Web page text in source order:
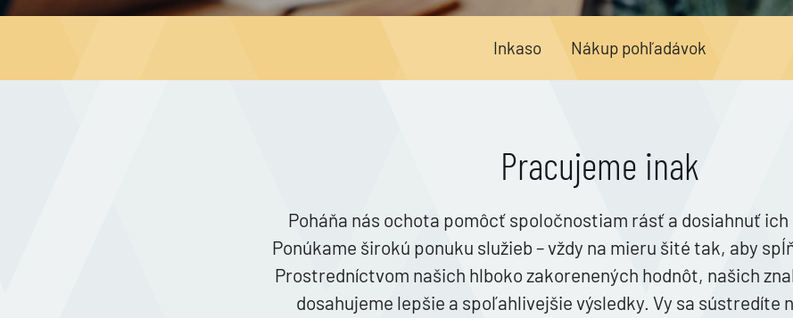
Inkaso Nákup pohľadávok
Pracujeme inak
Poháňa nás ochota pomôcť spoločnostiam rásť a dosiahnuť
Ponúkame širokú ponuku služieb – vždy na mieru šité tak, aby
Prostredníctvom našich hlboko zakorenených hodnôt, našich
dosahujeme lepšie a spoľahlivejšie výsledky. Vy sa sústredíte